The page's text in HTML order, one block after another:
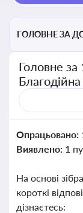
ГОЛОВНЕ ЗА
Головне
Опрацьовано:
Виявлено: 1
На основі
короткі
дізнаєтесь: